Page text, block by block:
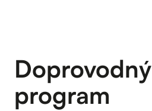
Doprovodný
program